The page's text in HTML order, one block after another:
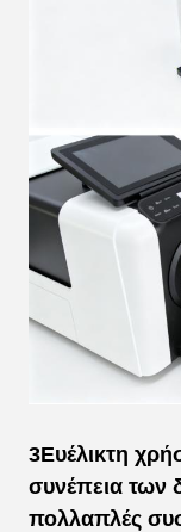
3Ευέλικτη
συνέπεια των
πολλαπλές